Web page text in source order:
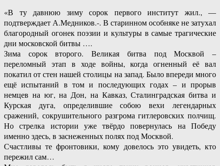
«В ту давнюю зиму сорок первого институт жил., —
подтверждает А.Медников.-. В старинном особняке не затухал
благородный огонек поэзии и культуры в самые трагические
дни московской битвы ….
Зима сорок второго. Великая битва под Москвой –
переломный этап в ходе войны, когда огненный её вал
покатил от стен нашей столицы на запад. Было впереди много
ещё испытаний в том и последующих годах – и прорыв
немцев на юг, на Дон, на Кавказ, Сталинградская битва и
Курская дуга, определившие собою вехи легендарных
сражений, сокрушительного разгрома гитлеровских полчищ.
Но стрелка истории уже твёрдо повернулась на Победу
именно здесь, в заснеженных полях под Москвой.
Счастливы те фронтовики, кому довелось это увидеть, кто
пережил сам…